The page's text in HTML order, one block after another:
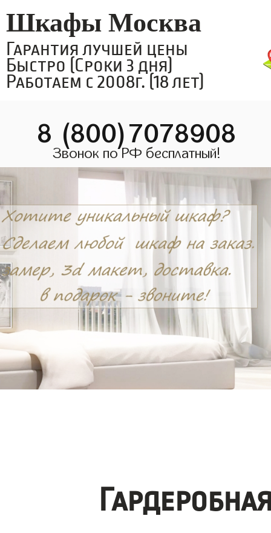
Шкафы Москва
Гарантия лучшей цены
Быстро (Сроки 3 дня)
Работаем с 2008г. (18 лет)
8 (800)7078908
Звонок по РФ бесплатный!